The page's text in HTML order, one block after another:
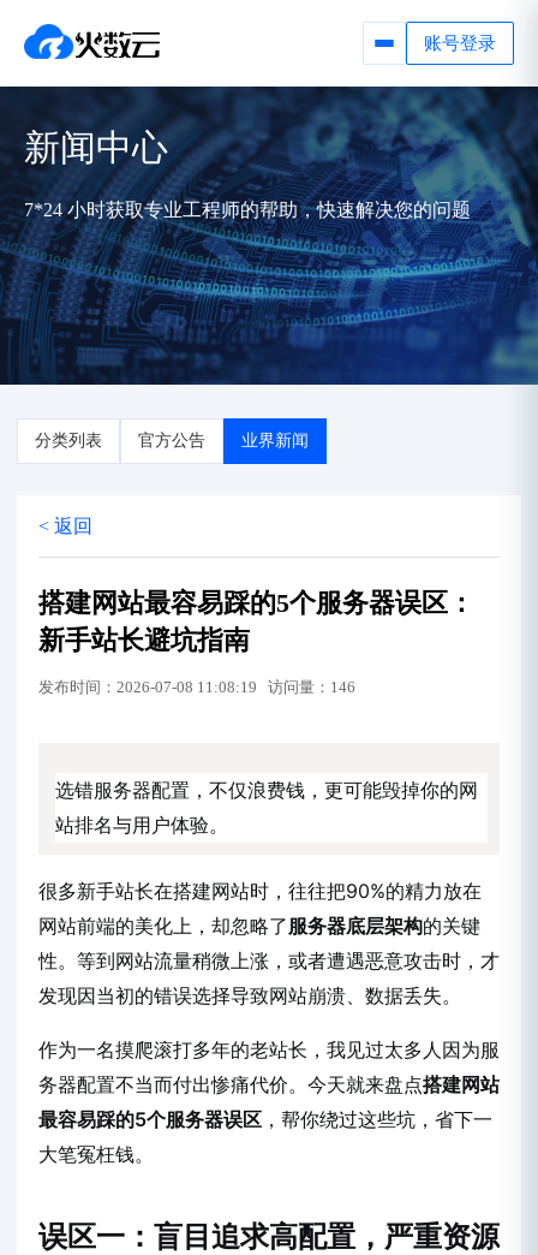
账号登录
新闻中心
7*24 小时获取专业工程师的帮助，快速解决您的问题
分类列表 官方公告 业界新闻
< 返回
搭建网站最容易踩的5个服务器误区：
新手站长避坑指南
发布时间：2026-07-08 11:08:19 访问量：146
选错服务器配置，不仅浪费钱，更可能毁掉你的网
站排名与用户体验。
很多新手站长在搭建网站时，往往把90%的精力放在
网站前端的美化上，却忽略了服务器底层架构的关键
性。等到网站流量稍微上涨，或者遭遇恶意攻击时，才
发现因当初的错误选择导致网站崩溃、数据丢失。
作为一名摸爬滚打多年的老站长，我见过太多人因为服
务器配置不当而付出惨痛代价。今天就来盘点搭建网站
最容易踩的5个服务器误区 ，帮你绕过这些坑，省下一
大笔冤枉钱。
误区一：盲目追求高配置，严重资源